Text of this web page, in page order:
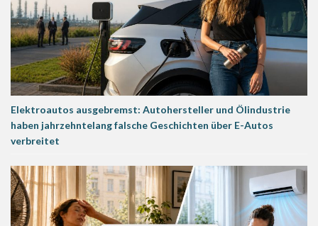
Elektroautos ausgebremst: Autohersteller und Ölindustrie
haben jahrzehntelang falsche Geschichten über E-Autos
verbreitet